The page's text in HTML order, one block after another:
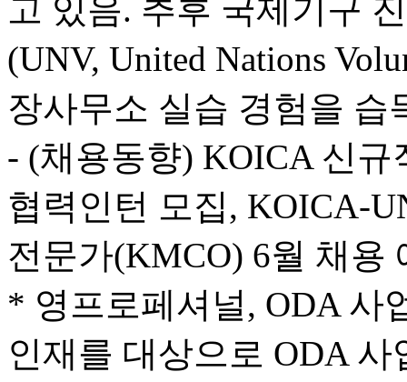
고 있음. 추후 국제기구
(UNV, United Nations
장사무소 실습 경험을 습
- (채용동향) KOICA 신
협력인턴 모집, KOICA-
전문가(KMCO) 6월 채용
* 영프로페셔널, ODA 사
인재를 대상으로 ODA